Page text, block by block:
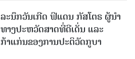
ລະນຶກວັນເກີດ ຟິແດນ ກັສໂຕຣ ຜູ້ນຳ
ທາງປະຫວັດສາດທີ່ດີເດັ່ນ ແລະ
ກ້າແກ່ນຂອງການປະຕິວັດກູບາ